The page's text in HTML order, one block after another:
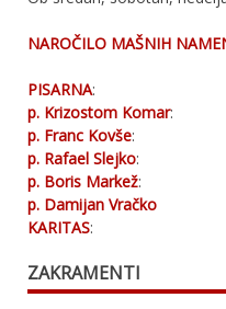
NAROČILO MAŠNIH
PISARNA:
p. Krizostom Komar:
p. Franc Kovše:
p. Rafael Slejko:
p. Boris Markež:
p. Damijan Vračko
KARITAS:
ZAKRAMENTI